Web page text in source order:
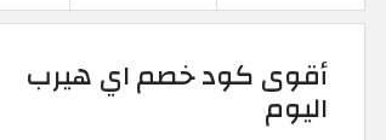
أقوى كود خصم اي هيرب
اليوم